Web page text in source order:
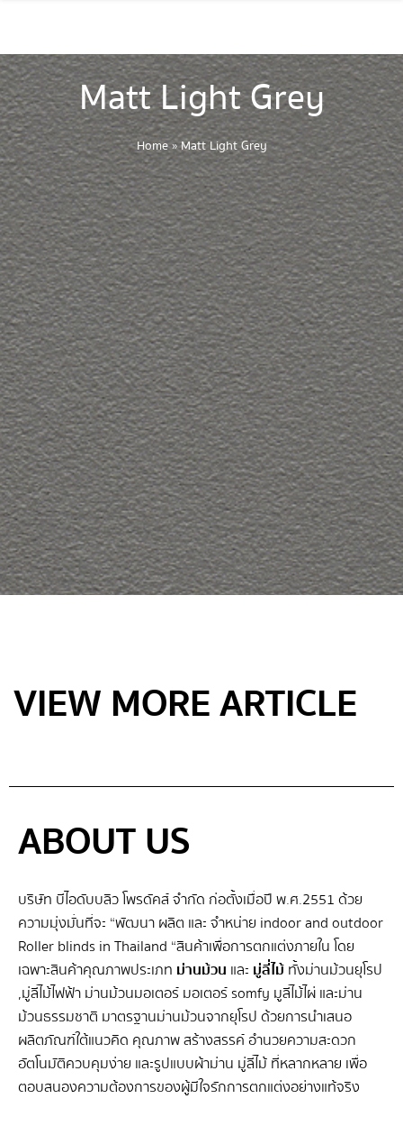
Matt Light Grey
Home»Matt Light Grey
VIEW MORE ARTICLE
ABOUT US
บริษัท บีไอดับบลิว โพรดัคส์ จำกัด ก่อตั้งเมื่อปี พ.ศ.2551 ด้วย
ความมุ่งมั่นที่จะ “พัฒนา ผลิต และ จําหน่าย indoor and outdoor
Roller blinds in Thailand “สินค้าเพื่อการตกแต่งภายใน โดย
เฉพาะสินค้าคุณภาพประเภท ม่านม้วน และ มู่ลี่ไม้ทั้งม่านม้วนยุโรป
,มู่ลี่ไม้ไฟฟ้า ม่านม้วนมอเตอร์ มอเตอร์ somfy มูลี่ไม้ไผ่ และม่าน
ม้วนธรรมชาติ มาตรฐานม่านม้วนจากยุโรป ด้วยการนำเสนอ
ผลิตภัณฑ์ใต้แนวคิด คุณภาพ สร้างสรรค์ อำนวยความสะดวก
อัตโนมัติควบคุมง่าย และรูปแบบผ้าม่าน มู่ลี่ไม้ ที่หลากหลาย เพื่อ
ตอบสนองความต้องการของผู้มีใจรักการตกแต่งอย่างแท้จริง